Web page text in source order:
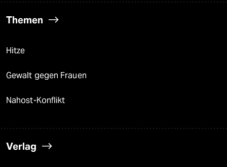
Themen
Hitze
Gewalt gegen Frauen
Nahost-Konflikt
Verlag